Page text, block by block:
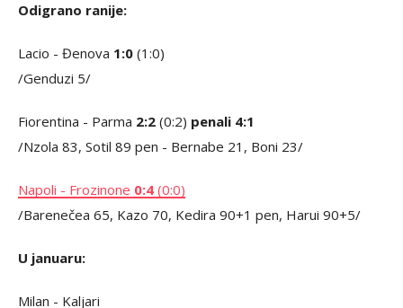
Odigrano ranije:
Lacio - Đenova 1:0 (1:0)
/Genduzi 5/
Fiorentina - Parma 2:2 (0:2) penali 4:1
/Nzola 83, Sotil 89 pen - Bernabe 21, Boni 23/
Napoli - Frozinone 0:4 (0:0)
/Barenečea 65, Kazo 70, Kedira 90+1 pen, Harui 90+5/
U januaru:
Milan - Kaljari